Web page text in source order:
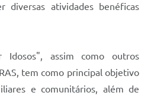
diversas atividades benéficas
Idosos", assim como outros
tem como principal objetivo
e comunitários, além de